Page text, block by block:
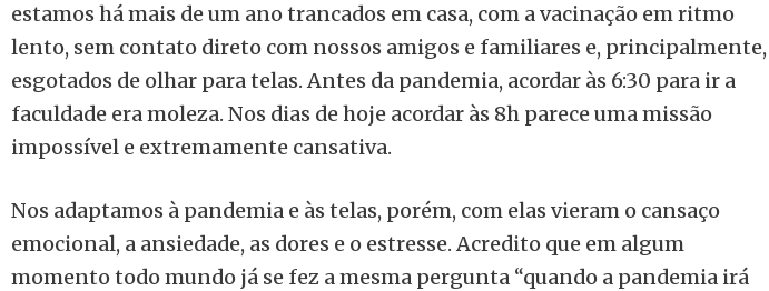
estamos há mais de um ano trancados em casa, com a vacinação em ritmo
lento, sem contato direto com nossos amigos e familiares e, principalmente,
esgotados de olhar para telas. Antes da pandemia, acordar às 6:30 para ir a
faculdade era moleza. Nos dias de hoje acordar às 8h parece uma missão
impossível e extremamente cansativa.
Nos adaptamos à pandemia e às telas, porém, com elas vieram o cansaço
emocional, a ansiedade, as dores e o estresse. Acredito que em algum
momento todo mundo já se fez a mesma pergunta “quando a pandemia irá